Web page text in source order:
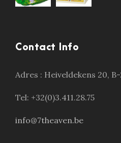
Contact Info
Adres : Heiveldekens 20,
Tel: +32(0)3.411.28.75
info@7theaven.be